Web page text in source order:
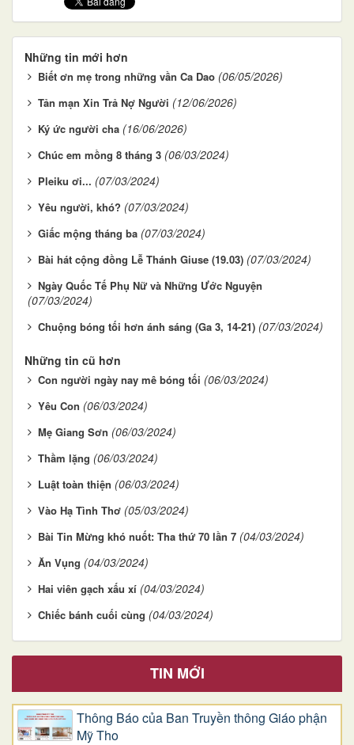
Những tin mới hơn
Biết ơn mẹ trong những vần Ca Dao (06/05/2026)
Tản mạn Xin Trả Nợ Người (12/06/2026)
Ký ức người cha (16/06/2026)
Chúc em mồng 8 tháng 3 (06/03/2024)
Pleiku ơi... (07/03/2024)
Yêu người, khó? (07/03/2024)
Giấc mộng tháng ba (07/03/2024)
Bài hát cộng đồng Lễ Thánh Giuse (19.03) (07/03/2024)
Ngày Quốc Tế Phụ Nữ và Những Ước Nguyện
(07/03/2024)
Chuộng bóng tối hơn ánh sáng (Ga 3, 14-21) (07/03/2024)
Những tin cũ hơn
Con người ngày nay mê bóng tối (06/03/2024)
Yêu Con (06/03/2024)
Mẹ Giang Sơn (06/03/2024)
Thầm lặng (06/03/2024)
Luật toàn thiện (06/03/2024)
Vào Hạ Tình Thơ (05/03/2024)
Bài Tin Mừng khó nuốt: Tha thứ 70 lần 7 (04/03/2024)
Ăn Vụng (04/03/2024)
Hai viên gạch xấu xí (04/03/2024)
Chiếc bánh cuối cùng (04/03/2024)
TIN MỚI
Thông Báo của Ban Truyền thông Giáo phận
Mỹ Tho